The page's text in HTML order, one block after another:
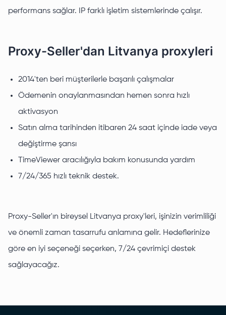
performans sağlar. IP farklı işletim sistemlerinde çalışır.
Proxy-Seller'dan Litvanya proxyleri
2014'ten beri müşterilerle başarılı çalışmalar
Ödemenin onaylanmasından hemen sonra hızlı
aktivasyon
Satın alma tarihinden itibaren 24 saat içinde iade veya
değiştirme şansı
TimeViewer aracılığıyla bakım konusunda yardım
7/24/365 hızlı teknik destek.
Proxy-Seller'ın bireysel Litvanya proxy'leri, işinizin verimliliği
ve önemli zaman tasarrufu anlamına gelir. Hedeflerinize
göre en iyi seçeneği seçerken, 7/24 çevrimiçi destek
sağlayacağız.